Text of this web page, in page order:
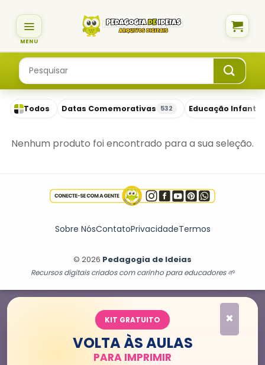
content
Pesquisar
por:
Todos Datas Comemorativas 532 Educação Infantil
Nenhum produto foi encontrado para a sua seleção.
Sobre NósContatoPrivacidadeTermos
© 2026 Pedagogia de Ideias
Recursos digitais criados com carinho para educadores 🌱
×
KIT GRATUITO
VOLTA ÀS AULAS
PARA IMPRIMIR